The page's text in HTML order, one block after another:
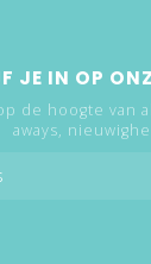
JE IN OP
de hoogte van
aways,